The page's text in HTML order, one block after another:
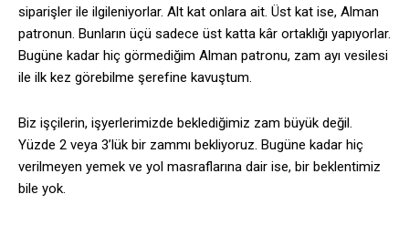
siparişler ile ilgileniyorlar. Alt kat onlara ait. Üst kat ise, Alman
patronun. Bunların üçü sadece üst katta kâr ortaklığı yapıyorlar.
Bugüne kadar hiç görmediğim Alman patronu, zam ayı vesilesi
ile ilk kez görebilme şerefine kavuştum.
Biz işçilerin, işyerlerimizde beklediğimiz zam büyük değil.
Yüzde 2 veya 3’lük bir zammı bekliyoruz. Bugüne kadar hiç
verilmeyen yemek ve yol masraflarına dair ise, bir beklentimiz
bile yok.